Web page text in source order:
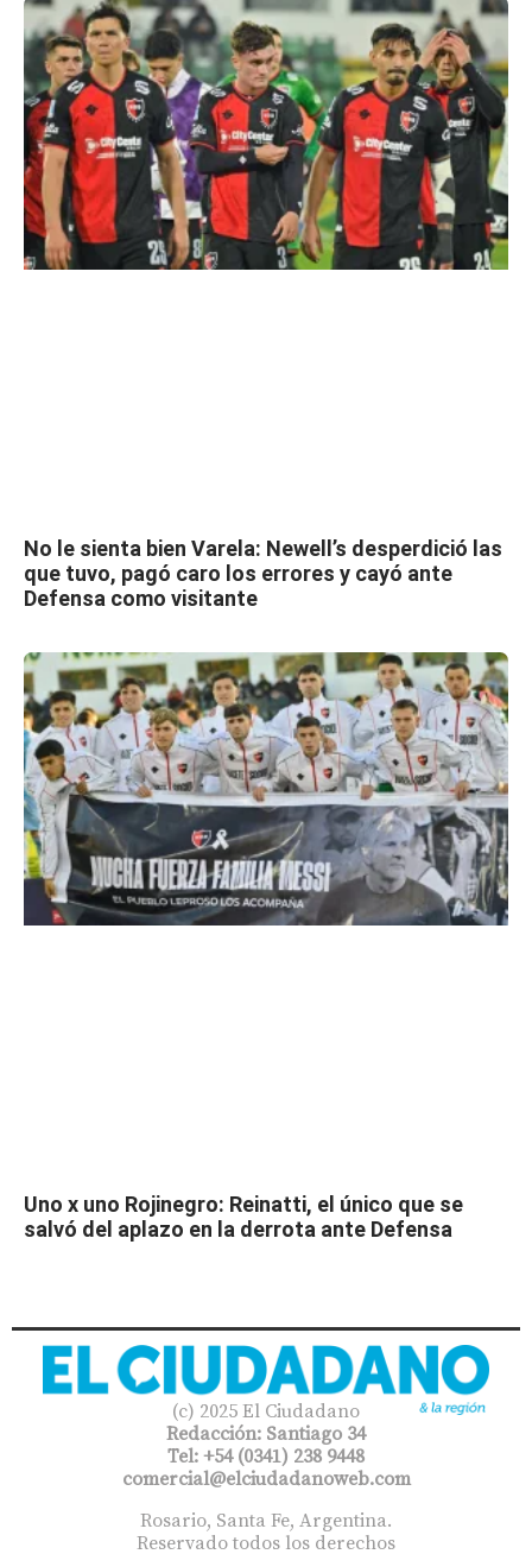
No le sienta bien Varela: Newell’s desperdició las
que tuvo, pagó caro los errores y cayó ante
Defensa como visitante
Uno x uno Rojinegro: Reinatti, el único que se
salvó del aplazo en la derrota ante Defensa
(c) 2025 El Ciudadano
Redacción: Santiago 34
Tel: +54 (0341) 238 9448
comercial@elciudadanoweb.com​
Rosario, Santa Fe, Argentina.
Reservado todos los derechos